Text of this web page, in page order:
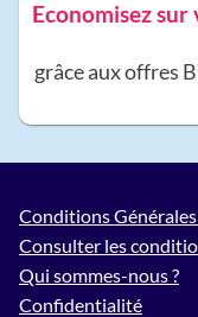
Economisez
grâce aux offres
Conditions
Consulter les
Qui sommes-nous ?
Confidentialité